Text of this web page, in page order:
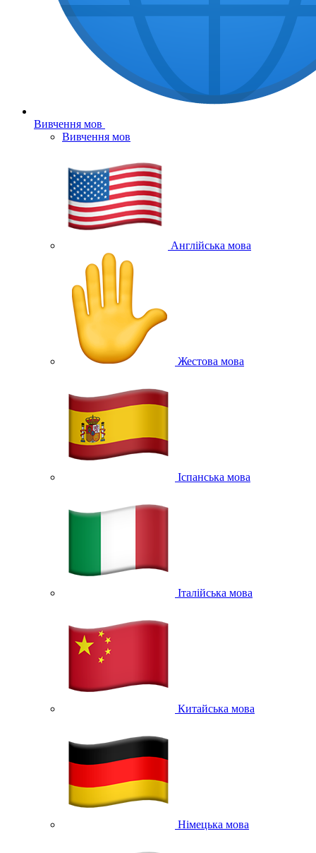
Вивчення мов
Вивчення мов
Англійська мова
Жестова мова
Іспанська мова
Італійська мова
Китайська мова
Німецька мова